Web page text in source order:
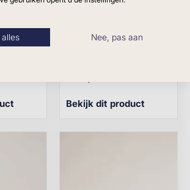
Vaas colico large
Bekijk dit product
Nee, pas aan